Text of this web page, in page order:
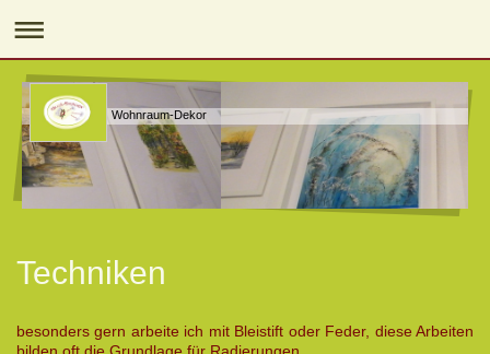
Wohnraum-Dekor
Techniken
besonders gern arbeite ich mit Bleistift oder Feder, diese Arbeiten
bilden oft die Grundlage für Radierungen.